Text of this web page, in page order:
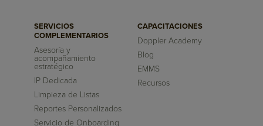
SERVICIOS
COMPLEMENTARIOS
Asesoría y
acompañamiento
estratégico
IP Dedicada
Limpieza de Listas
Reportes Personalizados
Servicio de Onboarding
CAPACITACIONES
Doppler Academy
Blog
EMMS
Recursos